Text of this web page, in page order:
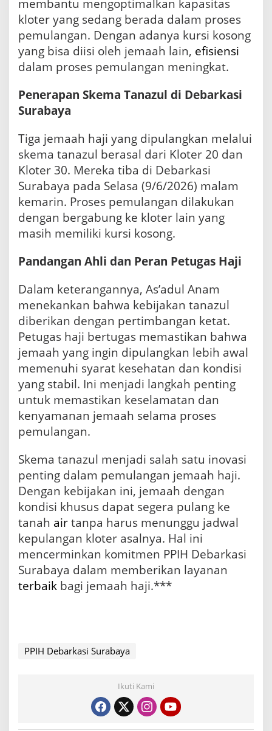
membantu mengoptimalkan kapasitas
kloter yang sedang berada dalam proses
pemulangan. Dengan adanya kursi kosong
yang bisa diisi oleh jemaah lain, efisiensi
dalam proses pemulangan meningkat.
Penerapan Skema Tanazul di Debarkasi
Surabaya
Tiga jemaah haji yang dipulangkan melalui
skema tanazul berasal dari Kloter 20 dan
Kloter 30. Mereka tiba di Debarkasi
Surabaya pada Selasa (9/6/2026) malam
kemarin. Proses pemulangan dilakukan
dengan bergabung ke kloter lain yang
masih memiliki kursi kosong.
Pandangan Ahli dan Peran Petugas Haji
Dalam keterangannya, As’adul Anam
menekankan bahwa kebijakan tanazul
diberikan dengan pertimbangan ketat.
Petugas haji bertugas memastikan bahwa
jemaah yang ingin dipulangkan lebih awal
memenuhi syarat kesehatan dan kondisi
yang stabil. Ini menjadi langkah penting
untuk memastikan keselamatan dan
kenyamanan jemaah selama proses
pemulangan.
Skema tanazul menjadi salah satu inovasi
penting dalam pemulangan jemaah haji.
Dengan kebijakan ini, jemaah dengan
kondisi khusus dapat segera pulang ke
tanah airtanpa harus menunggu jadwal
kepulangan kloter asalnya. Hal ini
mencerminkan komitmen PPIH Debarkasi
Surabaya dalam memberikan layanan
terbaik bagi jemaah haji.***
PPIH Debarkasi Surabaya
Ikuti Kami